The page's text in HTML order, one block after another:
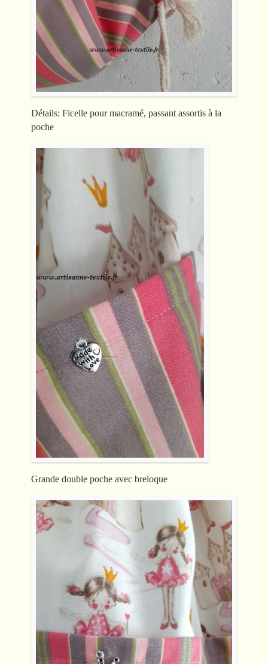
Détails: Ficelle pour macramé, passant assortis à la
poche
Grande double poche avec breloque